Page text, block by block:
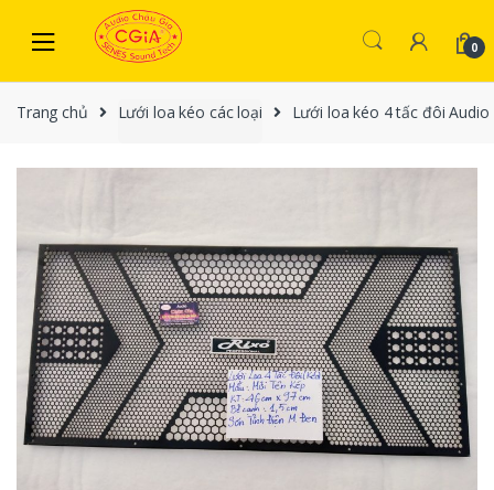
Skip to navigation
0
Trang chủ Lưới loa kéo các loại Lưới loa kéo 4 tấc đôi Audio